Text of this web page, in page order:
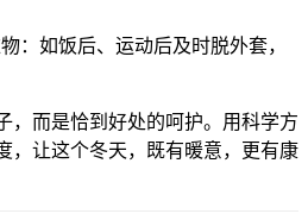
：如饭后、运动后及时脱外套，
，而是恰到好处的呵护。用科学方
，让这个冬天，既有暖意，更有康